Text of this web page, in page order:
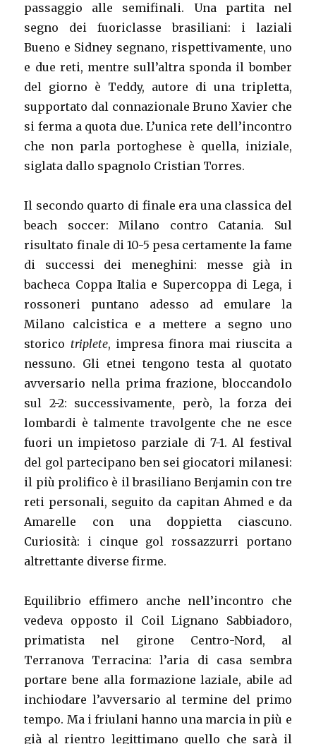
passaggio alle semifinali. Una partita nel
segno dei fuoriclasse brasiliani: i laziali
Bueno e Sidney segnano, rispettivamente, uno
e due reti, mentre sull’altra sponda il bomber
del giorno è Teddy, autore di una tripletta,
supportato dal connazionale Bruno Xavier che
si ferma a quota due. L’unica rete dell’incontro
che non parla portoghese è quella, iniziale,
siglata dallo spagnolo Cristian Torres.
Il secondo quarto di finale era una classica del
beach soccer: Milano contro Catania. Sul
risultato finale di 10-5 pesa certamente la fame
di successi dei meneghini: messe già in
bacheca Coppa Italia e Supercoppa di Lega, i
rossoneri puntano adesso ad emulare la
Milano calcistica e a mettere a segno uno
storico triplete, impresa finora mai riuscita a
nessuno. Gli etnei tengono testa al quotato
avversario nella prima frazione, bloccandolo
sul 2-2: successivamente, però, la forza dei
lombardi è talmente travolgente che ne esce
fuori un impietoso parziale di 7-1. Al festival
del gol partecipano ben sei giocatori milanesi:
il più prolifico è il brasiliano Benjamin con tre
reti personali, seguito da capitan Ahmed e da
Amarelle con una doppietta ciascuno.
Curiosità: i cinque gol rossazzurri portano
altrettante diverse firme.
Equilibrio effimero anche nell’incontro che
vedeva opposto il Coil Lignano Sabbiadoro,
primatista nel girone Centro-Nord, al
Terranova Terracina: l’aria di casa sembra
portare bene alla formazione laziale, abile ad
inchiodare l’avversario al termine del primo
tempo. Ma i friulani hanno una marcia in più e
già al rientro legittimano quello che sarà il